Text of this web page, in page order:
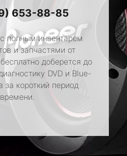
653-88-85
полным инвентарем
и запчастями от
доберется до
DVD и Blue-
за короткий период
времени.